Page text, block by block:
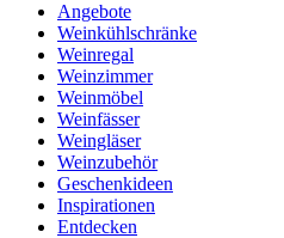
Angebote
Weinkühlschränke
Weinregal
Weinzimmer
Weinmöbel
Weinfässer
Weingläser
Weinzubehör
Geschenkideen
Inspirationen
Entdecken